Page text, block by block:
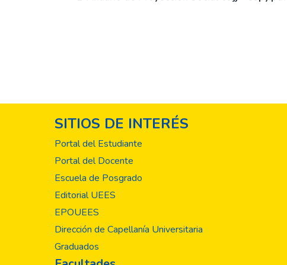
SITIOS DE INTERÉS
Portal del Estudiante
Portal del Docente
Escuela de Posgrado
Editorial UEES
EPOUEES
Dirección de Capellanía Universitaria
Graduados